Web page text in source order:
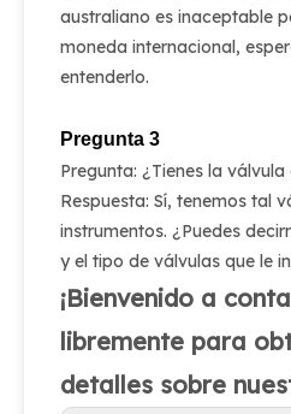
australiano es inaceptable
moneda internacional,
entenderlo.
Pregunta 3
Pregunta: ¿Tienes la
Respuesta: Sí, tenemos tal
instrumentos. ¿Puedes
y el tipo de válvulas que le
¡Bienvenido a
libremente para
detalles sobre